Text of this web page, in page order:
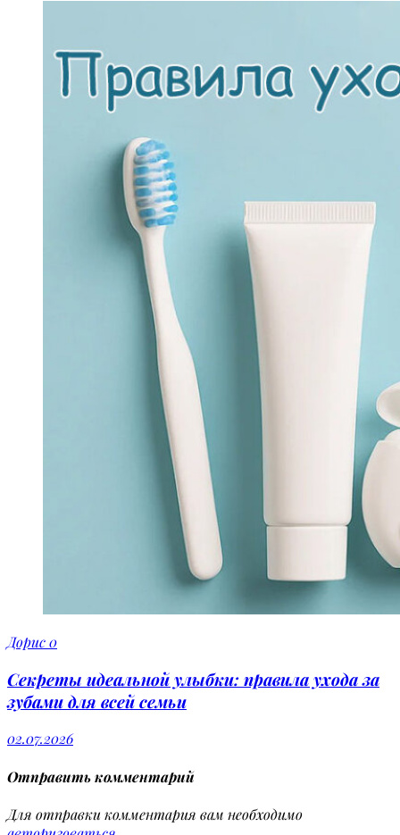
Дорис0
Секреты идеальной улыбки: правила ухода за
зубами для всей семьи
02.07.2026
Отправить комментарий
Для отправки комментария вам необходимо